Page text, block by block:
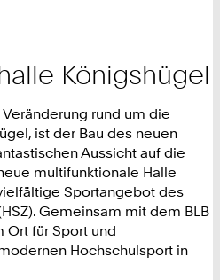
Königshügel
rund um die
ist der Bau des neuen
Aussicht auf die
multifunktionale Halle
Sportangebot des
Gemeinsam mit dem BLB
Ort für Sport und
Hochschulsport in